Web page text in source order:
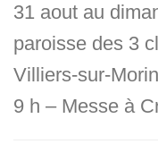
31 aout au
paroisse des 3
Villiers-sur-
9 h – Messe à